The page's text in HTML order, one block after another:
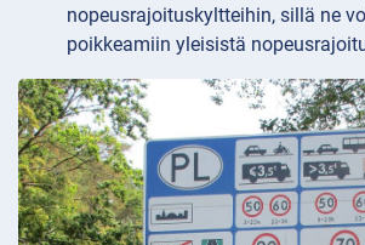
nopeusrajoituskyltteihin, sillä ne
poikkeamiin yleisistä